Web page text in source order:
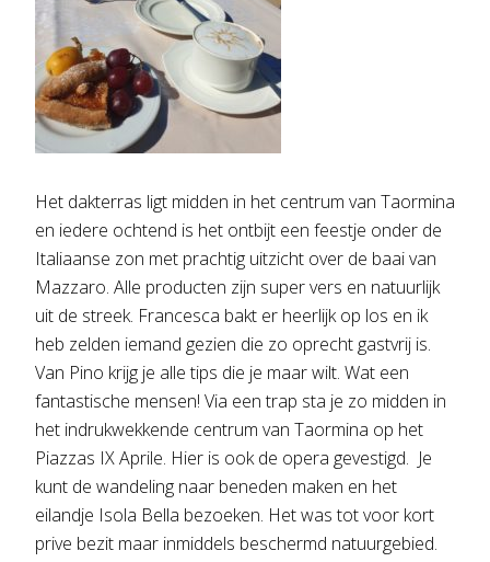
Het dakterras ligt midden in het centrum van Taormina
en iedere ochtend is het ontbijt een feestje onder de
Italiaanse zon met prachtig uitzicht over de baai van
Mazzaro. Alle producten zijn super vers en natuurlijk
uit de streek. Francesca bakt er heerlijk op los en ik
heb zelden iemand gezien die zo oprecht gastvrij is.
Van Pino krijg je alle tips die je maar wilt. Wat een
fantastische mensen! Via een trap sta je zo midden in
het indrukwekkende centrum van Taormina op het
Piazzas IX Aprile. Hier is ook de opera gevestigd. Je
kunt de wandeling naar beneden maken en het
eilandje Isola Bella bezoeken. Het was tot voor kort
prive bezit maar inmiddels beschermd natuurgebied.